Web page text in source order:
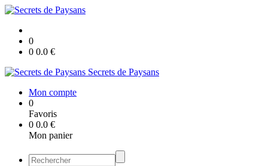
0
0 0.0 €
Secrets de Paysans
Mon compte
0
Favoris
0 0.0 €
Mon panier